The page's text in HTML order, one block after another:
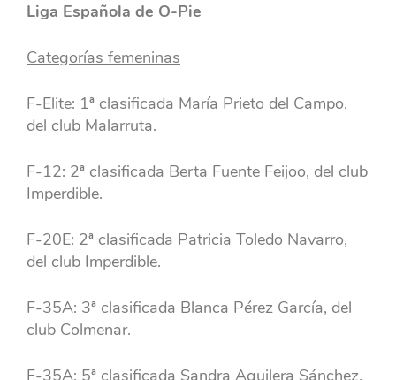
Liga Española de O-Pie
Categorías femeninas
F-Elite: 1ª clasificada María Prieto del Campo,
del club Malarruta.
F-12: 2ª clasificada Berta Fuente Feijoo, del club
Imperdible.
F-20E: 2ª clasificada Patricia Toledo Navarro,
del club Imperdible.
F-35A: 3ª clasificada Blanca Pérez García, del
club Colmenar.